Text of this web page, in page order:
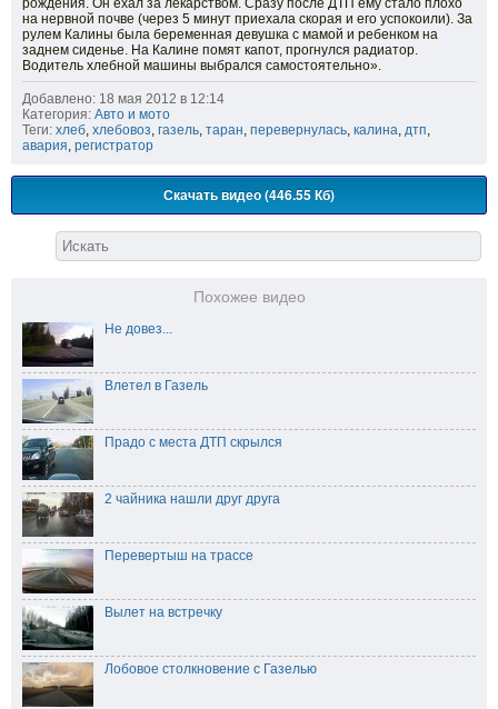
рождения. Он ехал за лекарством. Сразу после ДТП ему стало плохо
на нервной почве (через 5 минут приехала скорая и его успокоили). За
рулем Калины была беременная девушка с мамой и ребенком на
заднем сиденье. На Калине помят капот, прогнулся радиатор.
Водитель хлебной машины выбрался самостоятельно».
Добавлено: 18 мая 2012 в 12:14
Категория: Авто и мото
Теги: хлеб, хлебовоз, газель, таран, перевернулась, калина, дтп,
авария, регистратор
Скачать видео (446.55 Кб)
Похожее видео
Не довез...
Влетел в Газель
Прадо с места ДТП скрылся
2 чайника нашли друг друга
Перевертыш на трассе
Вылет на встречку
Лобовое столкновение с Газелью